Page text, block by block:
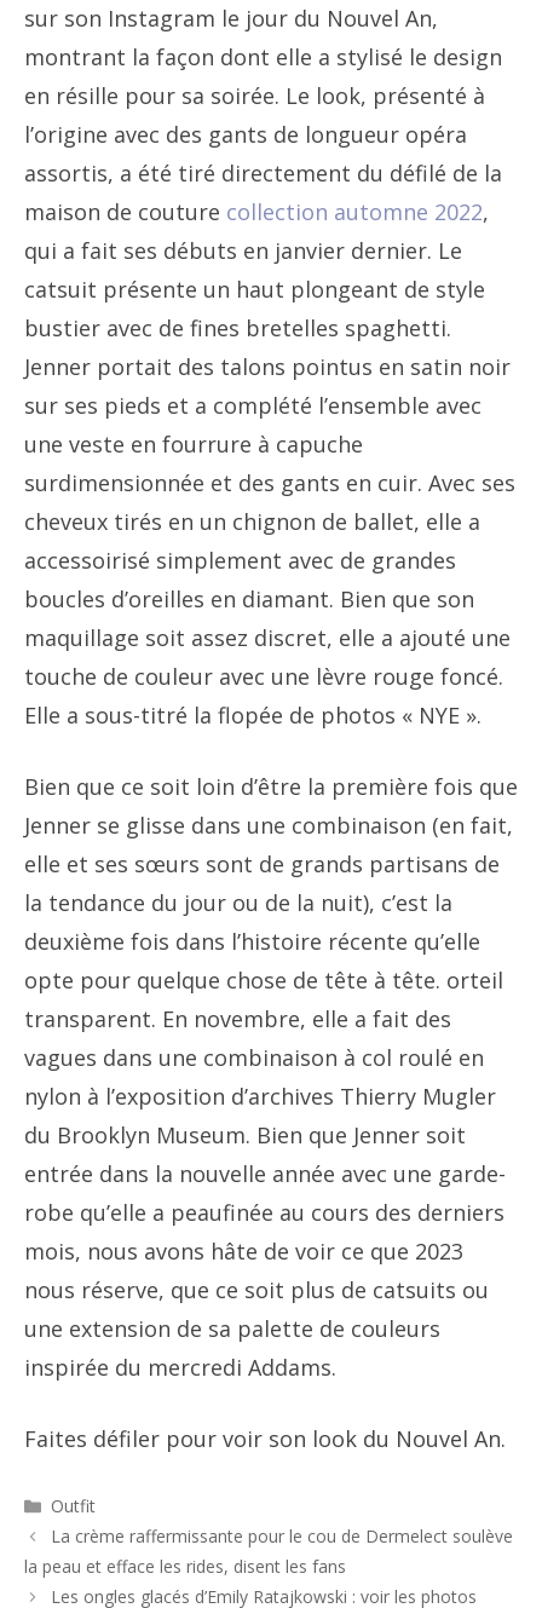
sur son Instagram le jour du Nouvel An,
montrant la façon dont elle a stylisé le design
en résille pour sa soirée. Le look, présenté à
l’origine avec des gants de longueur opéra
assortis, a été tiré directement du défilé de la
maison de couture collection automne 2022,
qui a fait ses débuts en janvier dernier. Le
catsuit présente un haut plongeant de style
bustier avec de fines bretelles spaghetti.
Jenner portait des talons pointus en satin noir
sur ses pieds et a complété l’ensemble avec
une veste en fourrure à capuche
surdimensionnée et des gants en cuir. Avec ses
cheveux tirés en un chignon de ballet, elle a
accessoirisé simplement avec de grandes
boucles d’oreilles en diamant. Bien que son
maquillage soit assez discret, elle a ajouté une
touche de couleur avec une lèvre rouge foncé.
Elle a sous-titré la flopée de photos « NYE ».
Bien que ce soit loin d’être la première fois que
Jenner se glisse dans une combinaison (en fait,
elle et ses sœurs sont de grands partisans de
la tendance du jour ou de la nuit), c’est la
deuxième fois dans l’histoire récente qu’elle
opte pour quelque chose de tête à tête. orteil
transparent. En novembre, elle a fait des
vagues dans une combinaison à col roulé en
nylon à l’exposition d’archives Thierry Mugler
du Brooklyn Museum. Bien que Jenner soit
entrée dans la nouvelle année avec une garde-
robe qu’elle a peaufinée au cours des derniers
mois, nous avons hâte de voir ce que 2023
nous réserve, que ce soit plus de catsuits ou
une extension de sa palette de couleurs
inspirée du mercredi Addams.
Faites défiler pour voir son look du Nouvel An.
Catégories
Outfit
Navigation
des
articles
La crème raffermissante pour le cou de Dermelect soulève
la peau et efface les rides, disent les fans
Les ongles glacés d’Emily Ratajkowski : voir les photos